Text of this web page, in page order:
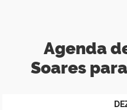
Agenda
Soares